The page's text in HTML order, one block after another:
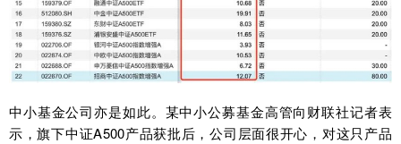
中小基金公司亦是如此。某中小公募基金高管向财联社记者表
示，旗下中证A500产品获批后，公司层面很开心，对这只产品